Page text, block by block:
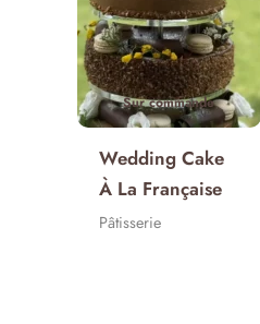
Sur commande
Wedding Cake
À La Française
Pâtisserie